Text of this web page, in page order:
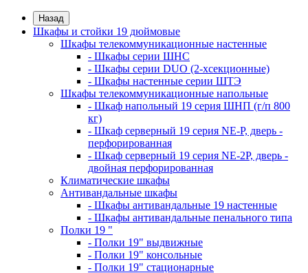
Назад
Шкафы и стойки 19 дюймовые
Шкафы телекоммуникационные настенные
- Шкафы серии ШНС
- Шкафы серии DUO (2-хсекционные)
- Шкафы настенные серии ШТЭ
Шкафы телекоммуникационные напольные
- Шкаф напольный 19 серия ШНП (г/п 800
кг)
- Шкаф серверный 19 серия NE-P, дверь -
перфорированная
- Шкаф серверный 19 серия NE-2P, дверь -
двойная перфорированная
Климатические шкафы
Антивандальные шкафы
- Шкафы антивандальные 19 настенные
- Шкафы антивандальные пенального типа
Полки 19 "
- Полки 19" выдвижные
- Полки 19" консольные
- Полки 19" стационарные